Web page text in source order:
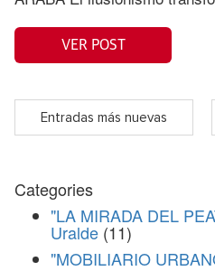
VER POST
Entradas más nuevas
Categories
"LA MIRADA DEL
Uralde (11)
"MOBILIARIO